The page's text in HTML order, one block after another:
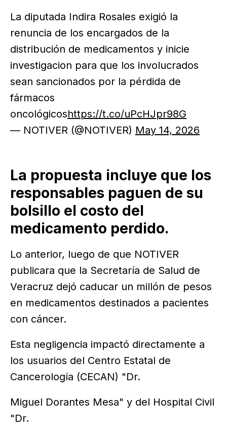
La diputada Indira Rosales exigió la
renuncia de los encargados de la
distribución de medicamentos y inicie
investigacion para que los involucrados
sean sancionados por la pérdida de
fármacos
oncológicoshttps://t.co/uPcHJpr98G
— NOTIVER (@NOTIVER) May 14, 2026
La propuesta incluye que los
responsables paguen de su
bolsillo el costo del
medicamento perdido.
Lo anterior, luego de que NOTIVER
publicara que la Secretaría de Salud de
Veracruz dejó caducar un millón de pesos
en medicamentos destinados a pacientes
con cáncer.
Esta negligencia impactó directamente a
los usuarios del Centro Estatal de
Cancerología (CECAN) "Dr.
Miguel Dorantes Mesa" y del Hospital Civil
"Dr.